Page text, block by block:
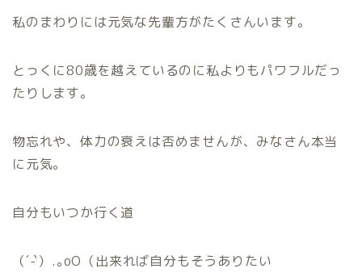
私のまわりには元気な先輩方がたくさんいます。
とっくに80歳を越えているのに私よりもパワフルだっ
たりします。
物忘れや、体力の衰えは否めませんが、みなさん本当
に元気。
自分もいつか行く道
（´-`）.｡oO（出来れば自分もそうありたい